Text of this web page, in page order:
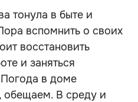
тонула в быте и
вспомнить о своих
восстановить
и заняться
в доме
обещаем. В среду и